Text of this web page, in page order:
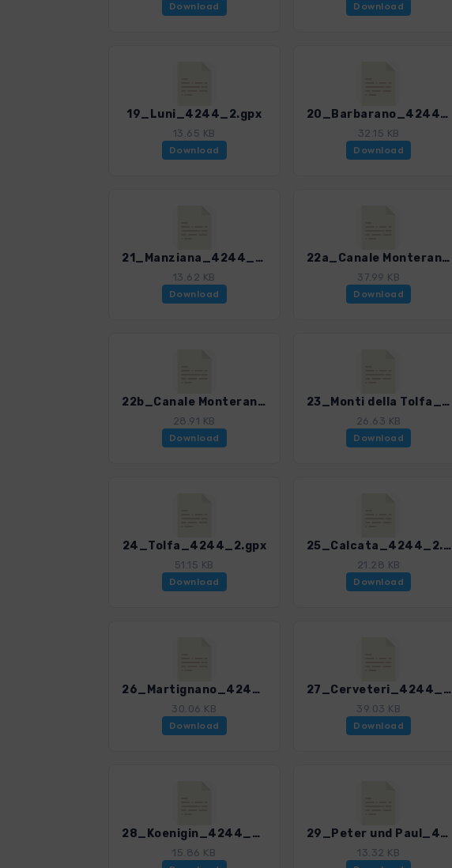
Download Download
19_Luni_4244_2.gpx
13.65 KB
Download
20_Barbarano_4244_2.gpx
32.15 KB
Download
21_Manziana_4244_2.gpx
13.62 KB
Download
22a_Canale Monterano_4244_2.gpx
37.99 KB
Download
22b_Canale Monterano_4244_2.gpx
28.91 KB
Download
23_Monti della Tolfa_4244_2.gpx
26.63 KB
Download
24_Tolfa_4244_2.gpx
51.15 KB
Download
25_Calcata_4244_2.gpx
21.28 KB
Download
26_Martignano_4244_2.gpx
30.06 KB
Download
27_Cerveteri_4244_2.gpx
39.03 KB
Download
28_Koenigin_4244_2.gpx
15.86 KB
29_Peter und Paul_4244_2.gpx
13.32 KB